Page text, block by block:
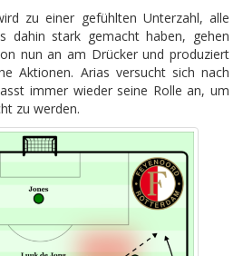
zu einer gefühlten Unterzahl, alle
dahin stark gemacht haben, gehen
nun an am Drücker und produziert
Aktionen. Arias versucht sich nach
immer wieder seine Rolle an, um
zu werden.